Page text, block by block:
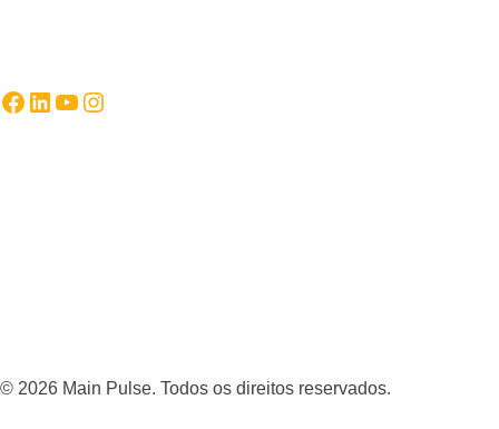
Facebook
LinkedIn
YouTube
Instagram
© 2026 Main Pulse. Todos os direitos reservados.